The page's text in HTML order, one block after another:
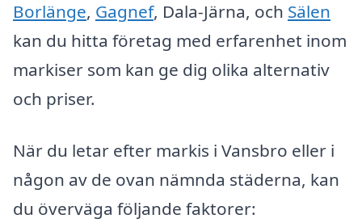
Borlänge, Gagnef, Dala-Järna, och Sälen
kan du hitta företag med erfarenhet inom
markiser som kan ge dig olika alternativ
och priser.
När du letar efter markis i Vansbro eller i
någon av de ovan nämnda städerna, kan
du överväga följande faktorer: